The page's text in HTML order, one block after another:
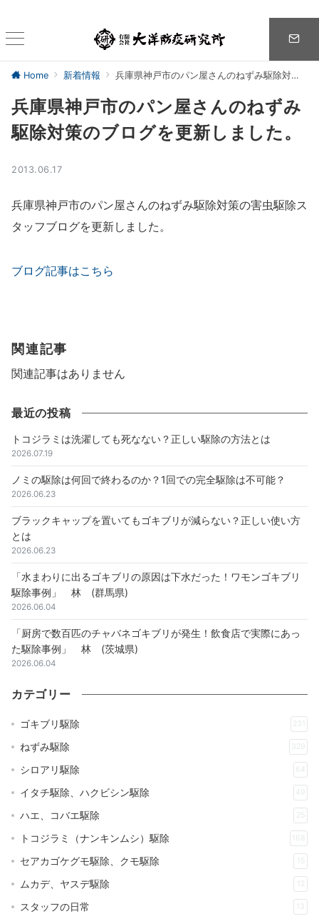
Home 新着情報 兵庫県神戸市のパン屋さんのねずみ駆除対策のブログを更新しました。
兵庫県神戸市のパン屋さんのねずみ
駆除対策のブログを更新しました。
2013.06.17
兵庫県神戸市のパン屋さんのねずみ駆除対策の害虫駆除ス
タッフブログを更新しました。
ブログ記事はこちら
関連記事
関連記事はありません
最近の投稿
トコジラミは洗濯しても死なない？正しい駆除の方法とは
2026.07.19
ノミの駆除は何回で終わるのか？1回での完全駆除は不可能？
2026.06.23
ブラックキャップを置いてもゴキブリが減らない？正しい使い方
とは
2026.06.23
「水まわりに出るゴキブリの原因は下水だった！ワモンゴキブリ
駆除事例」 林 (群馬県)
2026.06.04
「厨房で数百匹のチャバネゴキブリが発生！飲食店で実際にあっ
た駆除事例」 林 (茨城県)
2026.06.04
カテゴリー
ゴキブリ駆除 231
ねずみ駆除 329
シロアリ駆除 64
イタチ駆除、ハクビシン駆除 49
ハエ、コバエ駆除 25
トコジラミ（ナンキンムシ）駆除 168
セアカゴケグモ駆除、クモ駆除 15
ムカデ、ヤスデ駆除 12
スタッフの日常 13